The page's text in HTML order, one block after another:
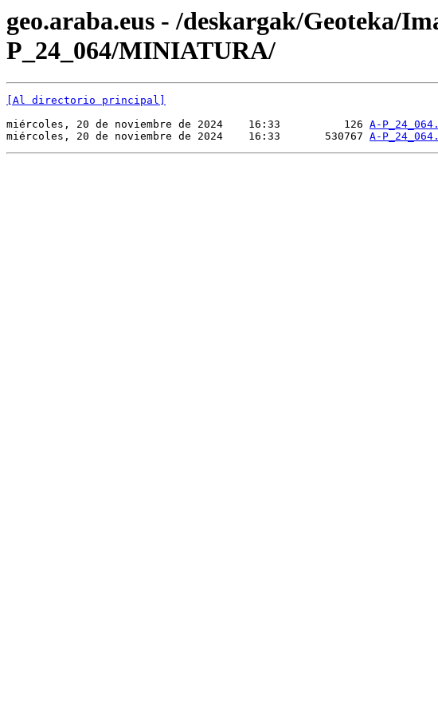
geo.araba.eus - /deskargak/Geoteka/
P_24_064/MINIATURA/
[Al directorio principal]
miércoles, 20 de noviembre de 2024    16:33          126 A-
miércoles, 20 de noviembre de 2024    16:33       530767 A-